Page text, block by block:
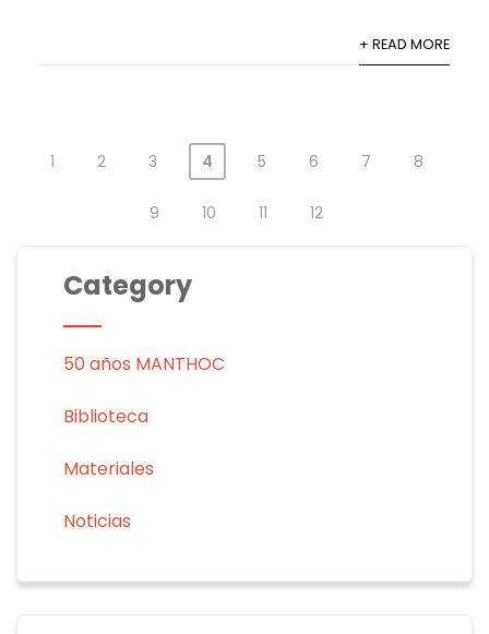
+ READ MORE
1 2 3 4 5 6 7 8
9 10 11 12
Category
50 años MANTHOC
Biblioteca
Materiales
Noticias